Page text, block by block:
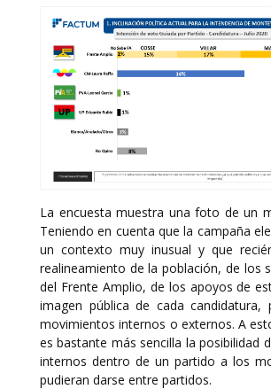
La encuesta muestra una foto de un
Teniendo en cuenta que la campaña
un contexto muy inusual y que
realineamiento de la población, de los
del Frente Amplio, de los apoyos de
imagen pública de cada candidatura,
movimientos internos o externos. A
es bastante más sencilla la posibilidad
internos dentro de un partido a los
pudieran darse entre partidos.